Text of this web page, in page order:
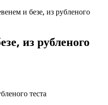
и безе, из рубленого
из рубленого